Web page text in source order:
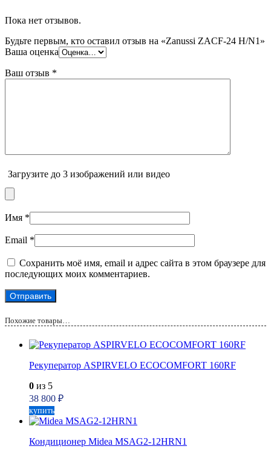
Пока нет отзывов.
Будьте первым, кто оставил отзыв на «Zanussi ZACF-24 H/N1»
Ваша оценка
Ваш отзыв *
Загрузите до 3 изображений или видео
Имя *
Email *
Сохранить моё имя, email и адрес сайта в этом браузере для
последующих моих комментариев.
Похожие товары…
Рекуператор ASPIRVELO ECOCOMFORT 160RF
0 из 5
38 800 ₽
купить
Кондиционер Midea MSAG2-12HRN1